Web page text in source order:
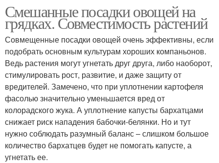
Смешанные посадки овощей на
грядках. Совместимость растений
Совмещенные посадки овощей очень эффективны, если
подобрать основным культурам хороших компаньонов.
Ведь растения могут угнетать друг друга, либо наоборот,
стимулировать рост, развитие, и даже защиту от
вредителей. Замечено, что при уплотнении картофеля
фасолью значительно уменьшается вред от
колорадского жука. А уплотнение капусты бархатцами
снижает риск нападения бабочки-белянки. Но и тут
нужно соблюдать разумный баланс – слишком большое
количество бархатцев будет не помогать капусте, а
угнетать ее.